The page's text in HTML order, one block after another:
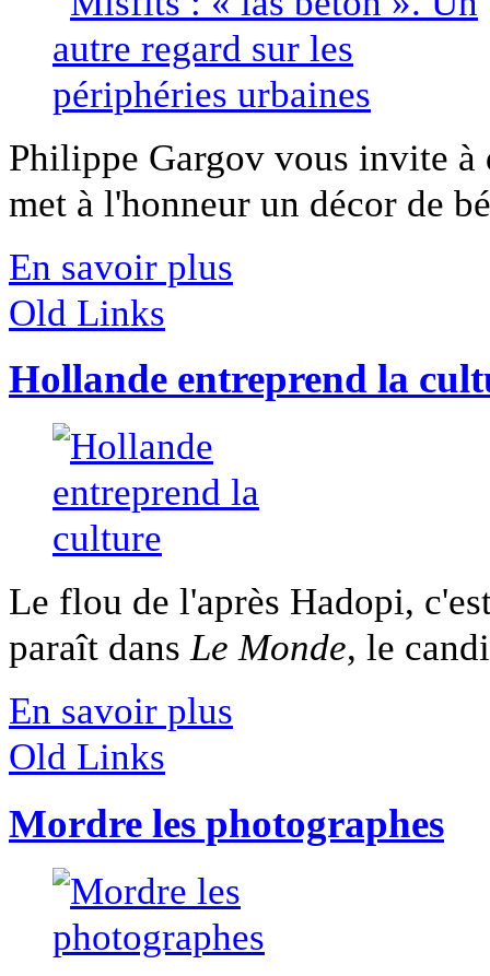
Philippe Gargov vous invite
met à l'honneur un décor de
En savoir plus
Old Links
Hollande entreprend la
Le flou de l'après Hadopi,
paraît dansLe Monde, le
En savoir plus
Old Links
Mordre les photographes